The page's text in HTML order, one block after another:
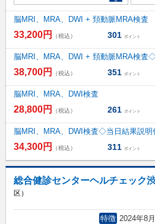
脳MRI、MRA、DWI + 頚動脈MRA検査
33,200円 （税込） 301 ポイント
脳MRI、MRA、DWI + 頚動脈MRA検
38,700円 （税込） 351 ポイント
脳MRI、MRA、DWI検査
28,800円 （税込） 261 ポイント
脳MRI、MRA、DWI検査◇当日結果説
34,300円 （税込） 311 ポイント
総合健診センターヘルチェック
区）
特徴 2024年8